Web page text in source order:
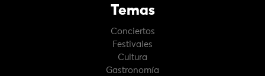
Temas
Conciertos
Festivales
Cultura
Gastronomía